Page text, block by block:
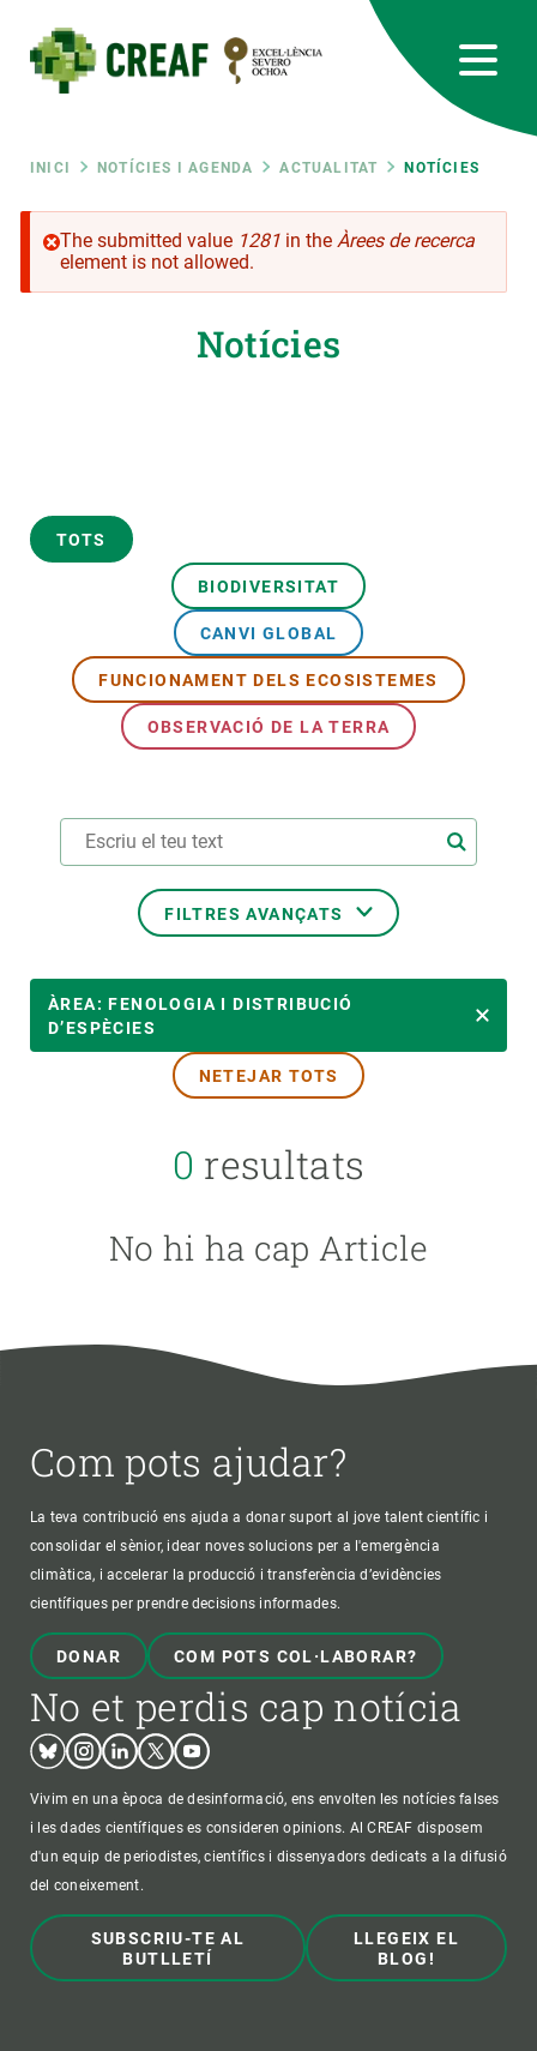
contingut
Fil
d'ariadna
INICI NOTÍCIES I AGENDA ACTUALITAT NOTÍCIES
Missatge
d'error
The submitted value 1281 in the Àrees de recerca
element is not allowed.
Notícies
TOTS
BIODIVERSITAT
CANVI GLOBAL
FUNCIONAMENT DELS ECOSISTEMES
OBSERVACIÓ DE LA TERRA
FILTRES AVANÇATS
TEMES TRANSVERSALS
AUTOR
ÀREA: FENOLOGIA I DISTRIBUCIÓ
D’ESPÈCIES
NETEJAR TOTS
0 resultats
No hi ha cap Article
Com pots ajudar?
La teva contribució ens ajuda a donar suport al jove talent científic i
consolidar el sènior, idear noves solucions per a l'emergència
climàtica, i accelerar la producció i transferència d’evidències
científiques per prendre decisions informades.
DONAR COM POTS COL·LABORAR?
No et perdis cap notícia
BlueskyInstagram
LinkedinTwitterYoutube
Vivim en una època de desinformació, ens envolten les notícies falses
i les dades científiques es consideren opinions. Al CREAF disposem
d'un equip de periodistes, científics i dissenyadors dedicats a la difusió
del coneixement.
SUBSCRIU-TE AL
BUTLLETÍ
LLEGEIX EL
BLOG!
RRSS
Featured
responsive
INTRANET
Responsive
UNEIX-TE A NOSALTRES
NOTÍCIES I AGENDA